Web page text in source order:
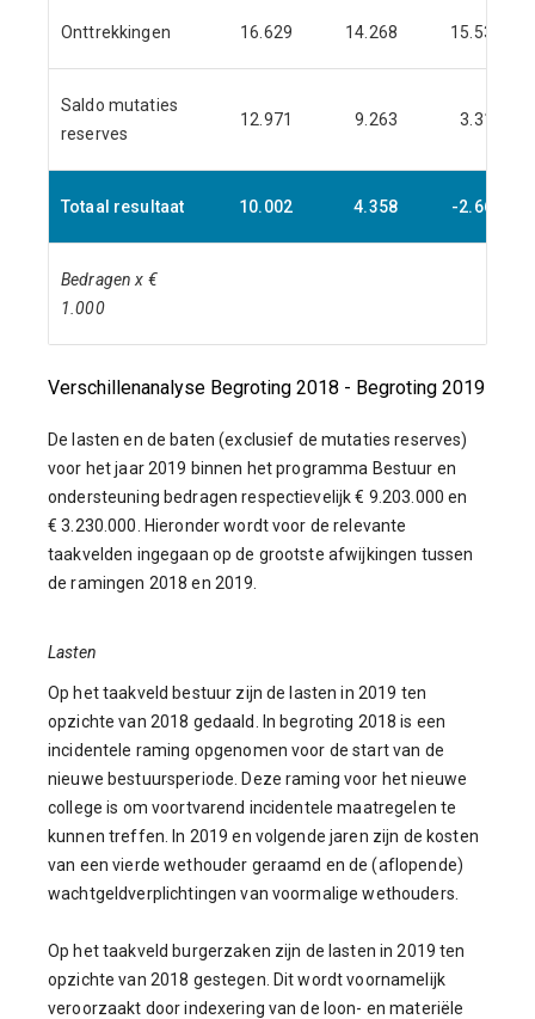
Onttrekkingen 16.629 14.268 15.531
Saldo mutaties
reserves
12.971 9.263 3.312
Totaal resultaat 10.002 4.358 -2.662
Bedragen x €
1.000
Verschillenanalyse Begroting 2018 - Begroting 2019
De lasten en de baten (exclusief de mutaties reserves)
voor het jaar 2019 binnen het programma Bestuur en
ondersteuning bedragen respectievelijk € 9.203.000 en
€ 3.230.000. Hieronder wordt voor de relevante
taakvelden ingegaan op de grootste afwijkingen tussen
de ramingen 2018 en 2019.
Lasten
Op het taakveld bestuur zijn de lasten in 2019 ten
opzichte van 2018 gedaald. In begroting 2018 is een
incidentele raming opgenomen voor de start van de
nieuwe bestuursperiode. Deze raming voor het nieuwe
college is om voortvarend incidentele maatregelen te
kunnen treffen. In 2019 en volgende jaren zijn de kosten
van een vierde wethouder geraamd en de (aflopende)
wachtgeldverplichtingen van voormalige wethouders.
Op het taakveld burgerzaken zijn de lasten in 2019 ten
opzichte van 2018 gestegen. Dit wordt voornamelijk
veroorzaakt door indexering van de loon- en materiële